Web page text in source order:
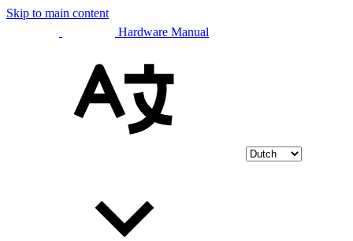
Skip to main content
Hardware Manual